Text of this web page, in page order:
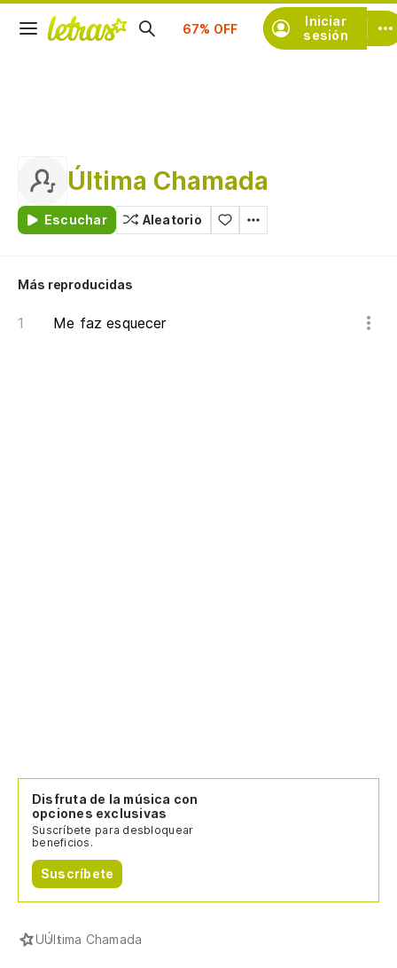
Iniciar
sesión
Suscríbete
Última Chamada
Escuchar Aleatorio
Más reproducidas
Me faz esquecer
Disfruta de la música con
opciones exclusivas
Suscríbete para desbloquear
beneficios.
Suscríbete
UÚltima Chamada